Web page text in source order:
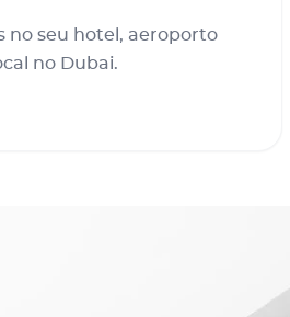
no seu hotel, aeroporto
no Dubai.